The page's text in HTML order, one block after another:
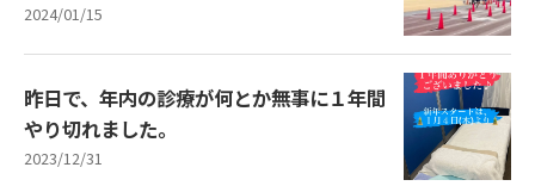
2024/01/15
昨日で、年内の診療が何とか無事に１年間
やり切れました。
2023/12/31